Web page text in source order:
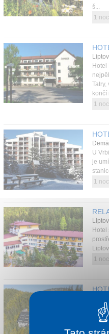
š...
1
Hotel
končí
1
U
je
1
Hotel
1
i